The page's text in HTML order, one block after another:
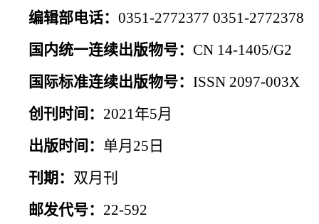
编辑部电话： 0351-2772377 0351-2772378
国内统一连续出版物号： CN 14-1405/G2
国际标准连续出版物号： ISSN 2097-003X
创刊时间： 2021年5月
出版时间： 单月25日
刊期： 双月刊
邮发代号： 22-592